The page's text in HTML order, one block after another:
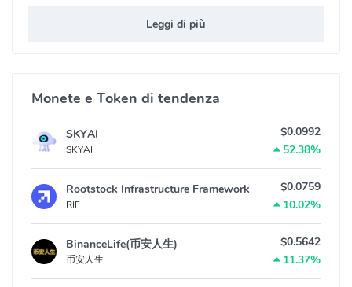
Leggi di più
Monete e Token di tendenza
SKYAI
SKYAI
$0.0992
52.38%
Rootstock Infrastructure Framework
RIF
$0.0759
10.02%
BinanceLife(币安人生)
币安人生
$0.5642
11.37%